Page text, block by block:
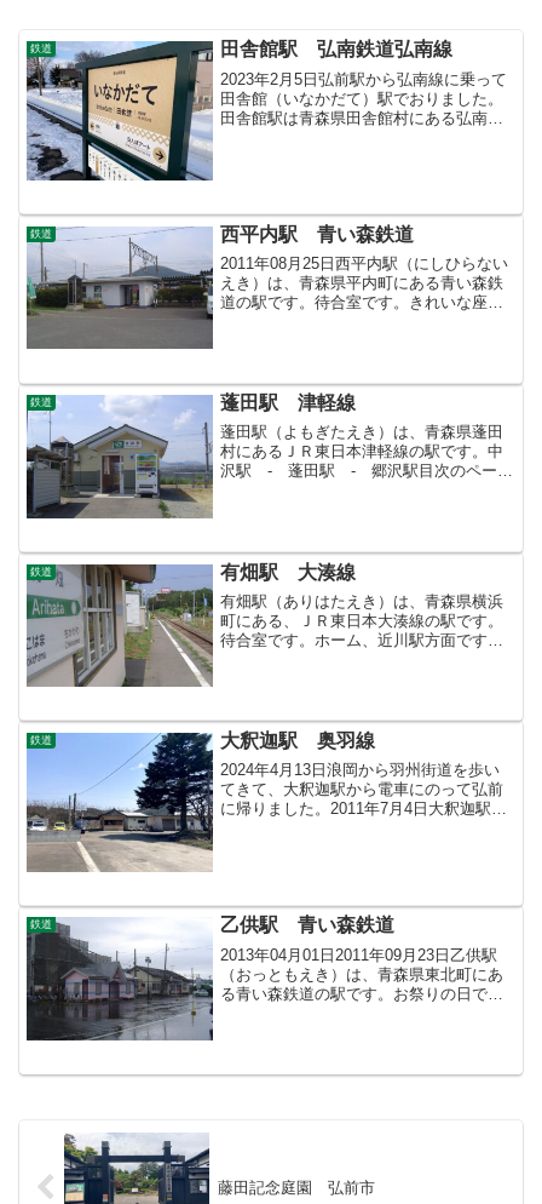
鉄道 田舎館駅 弘南鉄道弘南線
2023年2月5日弘前駅から弘南線に乗って
田舎館（いなかだて）駅でおりました。
田舎館駅は青森県田舎館村にある弘南鉄
鉄道 西平内駅 青い森鉄道
2011年08月25日西平内駅（にしひらない
えき）は、青森県平内町にある青い森鉄
道の駅です。待合室です。きれいな座布
す。ホームとホー...
鉄道 蓬田駅 津軽線
蓬田駅（よもぎたえき）は、青森県蓬田
村にあるＪＲ東日本津軽線の駅です。中
沢駅 - 蓬田駅 - 郷沢駅目次のページ
鉄道 有畑駅 大湊線
有畑駅（ありはたえき）は、青森県横浜
町にある、ＪＲ東日本大湊線の駅です。
待合室です。ホーム、近川駅方面です。
駅 - 近川駅目次のページ...
鉄道 大釈迦駅 奥羽線
2024年4月13日浪岡から羽州街道を歩い
てきて、大釈迦駅から電車にのって弘前
に帰りました。2011年7月4日大釈迦駅
鉄道 乙供駅 青い森鉄道
2013年04月01日2011年09月23日乙供駅
（おっともえき）は、青森県東北町にあ
る青い森鉄道の駅です。お祭りの日でし
藤田記念庭園 弘前市